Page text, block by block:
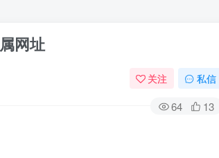
网址
关注 私信
64 13